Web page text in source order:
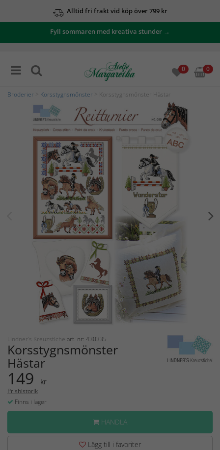
Alltid fri frakt vid köp över 799 kr
Fyll sommaren med kreativa stunder →
0 0
Broderier Korsstygnsmönster > Korsstygnsmönster Hästar
Lindner's Kreuzstiche art. nr: 430335
Korsstygnsmönster
Hästar
149 kr
Prishistorik
Finns i lager
HANDLA
Lägg till i favoriter